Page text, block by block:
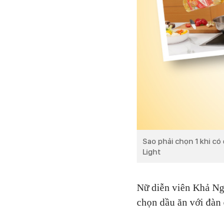
Sao phải chọn 1 khi
Light
Nữ diễn viên Khả
chọn dầu ăn với